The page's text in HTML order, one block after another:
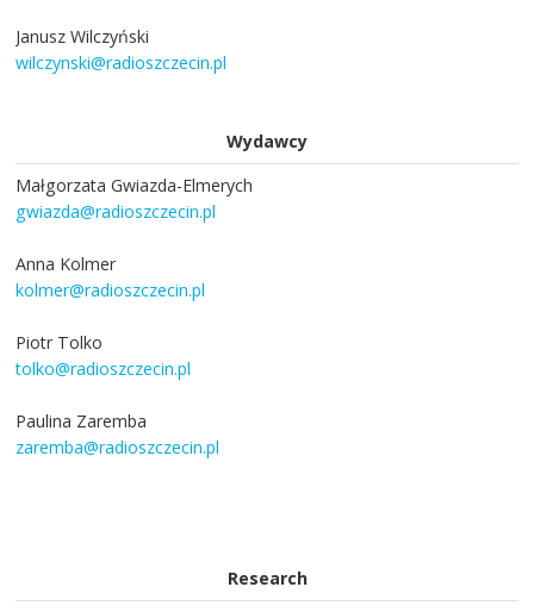
Janusz Wilczyński
wilczynski@radioszczecin.pl
Wydawcy
Małgorzata Gwiazda-Elmerych
gwiazda@radioszczecin.pl
Anna Kolmer
kolmer@radioszczecin.pl
Piotr Tolko
tolko@radioszczecin.pl
Paulina Zaremba
zaremba@radioszczecin.pl
Research